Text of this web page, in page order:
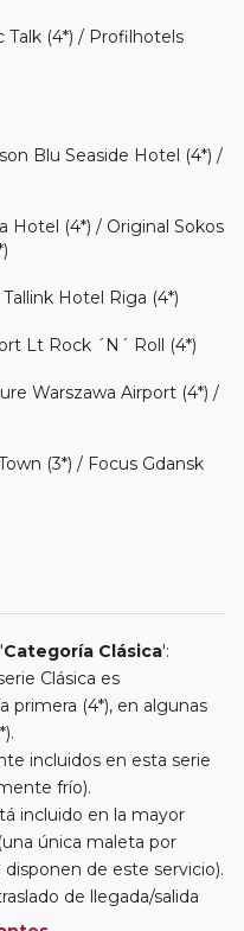
Talk (4*) / Profilhotels
Blu Seaside Hotel (4*) /
Hotel (4*) / Original Sokos
Hotel Riga (4*)
Lt Rock ´N´ Roll (4*)
Warszawa Airport (4*) /
(3*) / Focus Gdansk
Categoría Clásica':
Clásica es
primera (4*), en algunas
incluidos en esta serie
frío).
incluido en la mayor
única maleta por
de este servicio).
de llegada/salida